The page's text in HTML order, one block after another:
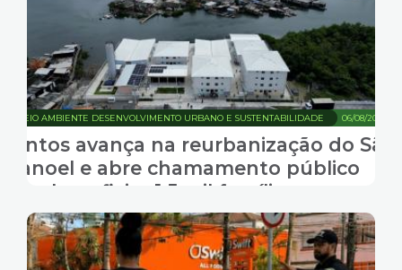
06/08/2026
MEIO AMBIENTE DESENVOLVIMENTO URBANO E SUSTENTABILIDADE
Santos avança na reurbanização do São
Manoel e abre chamamento público
para beneficiar 1,5 mil famílias